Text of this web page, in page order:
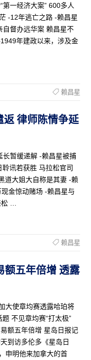
一经济大案” 600多人
-12年逃亡之路 -赖昌星
自督办远华案 赖昌星不
年建政以来，涉及金
赖昌星
返 律师陈情争延
长暂缓递解 -赖昌星被捕
讯若获胜 马拉松官司
道大姐大自称是其妻 -赖
金惊动赌场 -赖昌星与
…
赖昌星
额五年倍增 透露
大使章均赛透露哈珀将
不见章均赛“打太极”
额五年倍增 星岛日报记
到访多伦多《星岛日
申明他来加拿大的首